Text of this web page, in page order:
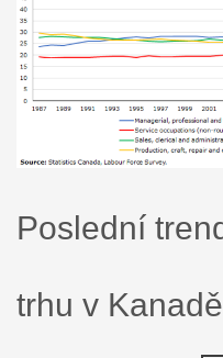
Poslední
trhu v Kanadě